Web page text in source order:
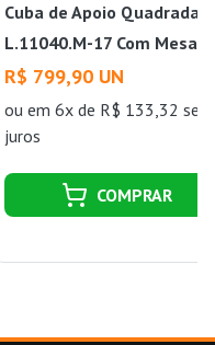
Cuba de Apoio Quadrada
L.11040.M-17 Com Mesa
40CM Branco Deca
R$ 799,90 UN
ouem 6x de R$ 133,32 sem
juros
COMPRAR